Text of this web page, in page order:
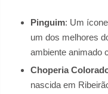
Pinguim: Um
um dos melhores
ambiente animado
Choperia
nascida em